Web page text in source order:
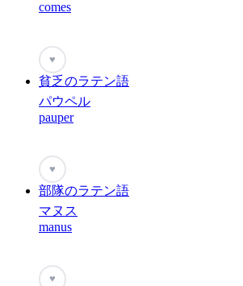
comes
♥
貧乏のラテン語
パウペル
pauper
♥
部隊のラテン語
マヌス
manus
♥